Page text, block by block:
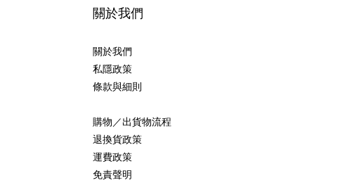
關於我們
關於我們
私隱政策
條款與細則
購物／出貨物流程
退換貨政策
運費政策
免責聲明